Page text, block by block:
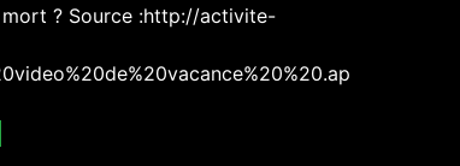
? Source :http://activite-